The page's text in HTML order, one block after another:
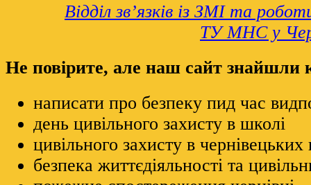
Відділ зв’язків із ЗМІ та
ТУ МНС у
Не повірите, але наш сайт
написати про безпеку пид час
день цивільного захисту в школі
цивільного захисту в
безпека життєдіяльності та